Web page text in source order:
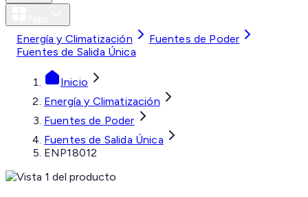
Energía y Climatización
Fuentes de Poder
Fuentes de Salida Única
Inicio
Energía y Climatización
Fuentes de Poder
Fuentes de Salida Única
ENP18012